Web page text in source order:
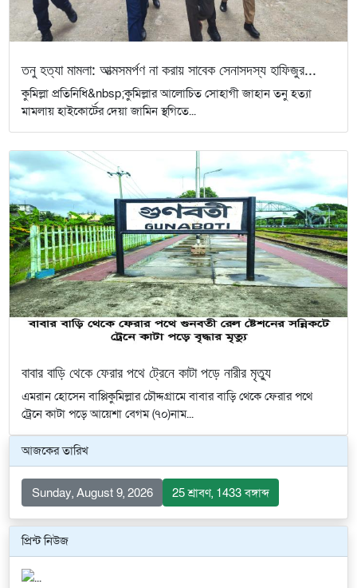
তনু হত্যা মামলা: আত্মসমর্পণ না করায় সাবেক সেনাসদস্য হাফিজুর...
কুমিল্লা প্রতিনিধি&nbsp;কুমিল্লার আলোচিত সোহাগী জাহান তনু হত্যা
মামলায় হাইকোর্টের দেয়া জামিন স্থগিতে...
বাবার বাড়ি থেকে ফেরার পথে ট্রেনে কাটা পড়ে নারীর মৃত্যু
এমরান হোসেন বাপ্পিকুমিল্লার চৌদ্দগ্রামে বাবার বাড়ি থেকে ফেরার পথে
ট্রেনে কাটা পড়ে আয়েশা বেগম (৭০)নাম...
আজকের তারিখ
Sunday, August 9, 2026 25 শ্রাবণ, 1433 বঙ্গাব্দ
প্রিন্ট নিউজ